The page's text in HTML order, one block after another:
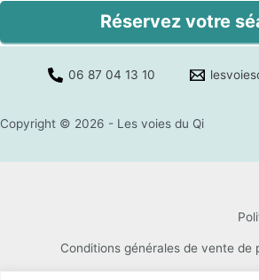
Réservez votre
06 87 04 13 10
Copyright © 2026 - Les voies du Qi
Conditions générales de vente de